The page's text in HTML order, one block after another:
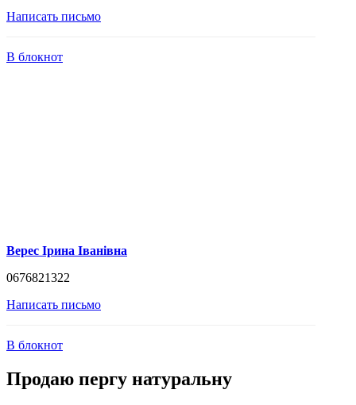
Написать письмо
В блокнот
Верес Ірина Іванівна
0676821322
Написать письмо
В блокнот
Продаю пергу натуральну